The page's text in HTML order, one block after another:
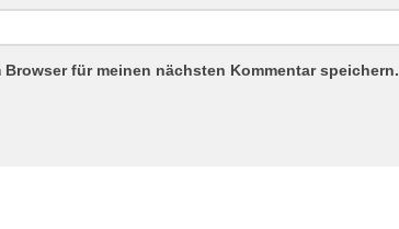
für meinen nächsten Kommentar speichern.